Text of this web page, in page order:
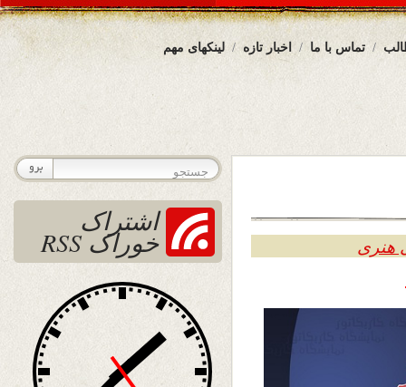
لینکهای مهم اخبار تازه تماس با ما
هنری
اشتراک
خوراک RSS